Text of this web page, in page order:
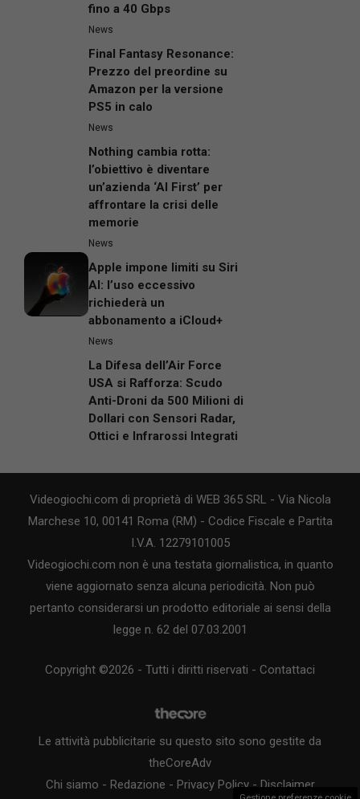
fino a 40 Gbps
News
Final Fantasy Resonance:
Prezzo del preordine su
Amazon per la versione
PS5 in calo
News
Nothing cambia rotta:
l’obiettivo è diventare
un’azienda ‘AI First’ per
affrontare la crisi delle
memorie
News
Apple impone limiti su Siri
AI: l’uso eccessivo
richiederà un
abbonamento a iCloud+
News
La Difesa dell’Air Force
USA si Rafforza: Scudo
Anti-Droni da 500 Milioni di
Dollari con Sensori Radar,
Ottici e Infrarossi Integrati
Videogiochi.com di proprietà di WEB 365 SRL - Via Nicola
Marchese 10, 00141 Roma (RM) - Codice Fiscale e Partita
I.V.A. 12279101005
Videogiochi.com non è una testata giornalistica, in quanto
viene aggiornato senza alcuna periodicità. Non può
pertanto considerarsi un prodotto editoriale ai sensi della
legge n. 62 del 07.03.2001
Copyright ©2026 - Tutti i diritti riservati - Contattaci
Le attività pubblicitarie su questo sito sono gestite da
theCoreAdv
Chi siamo - Redazione - Privacy Policy- Disclaimer